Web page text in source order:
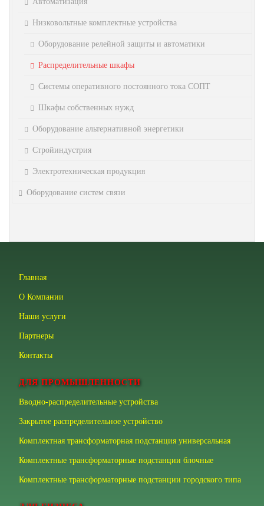
Низковольтные комплектные устройства
Оборудование релейной защиты и автоматики
Распределительные шкафы
Системы оперативного постоянного тока СОПТ
Шкафы собственных нужд
Оборудование альтернативной энергетики
Стройиндустрия
Электротехническая продукция
Оборудование систем связи
Главная
О Компании
Наши услуги
Партнеры
Контакты
ДЛЯ ПРОМЫШЛЕННОСТИ
Вводно-распределительные устройства
Закрытое распределительное устройство
Комплектная трансформаторная подстанция универсальная
Комплектные трансформаторные подстанции блочные
Комплектные трансформаторные подстанции городского типа